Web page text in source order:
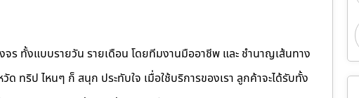
ร ทั้งแบบรายวัน รายเดือน โดยทีมงานมืออาชีพ และ ชำนาญเส้นทาง
ทริป ไหนๆ ก็ สนุก ประทับใจ เมื่อใช้บริการของเรา ลูกค้าจะได้รับทั้ง